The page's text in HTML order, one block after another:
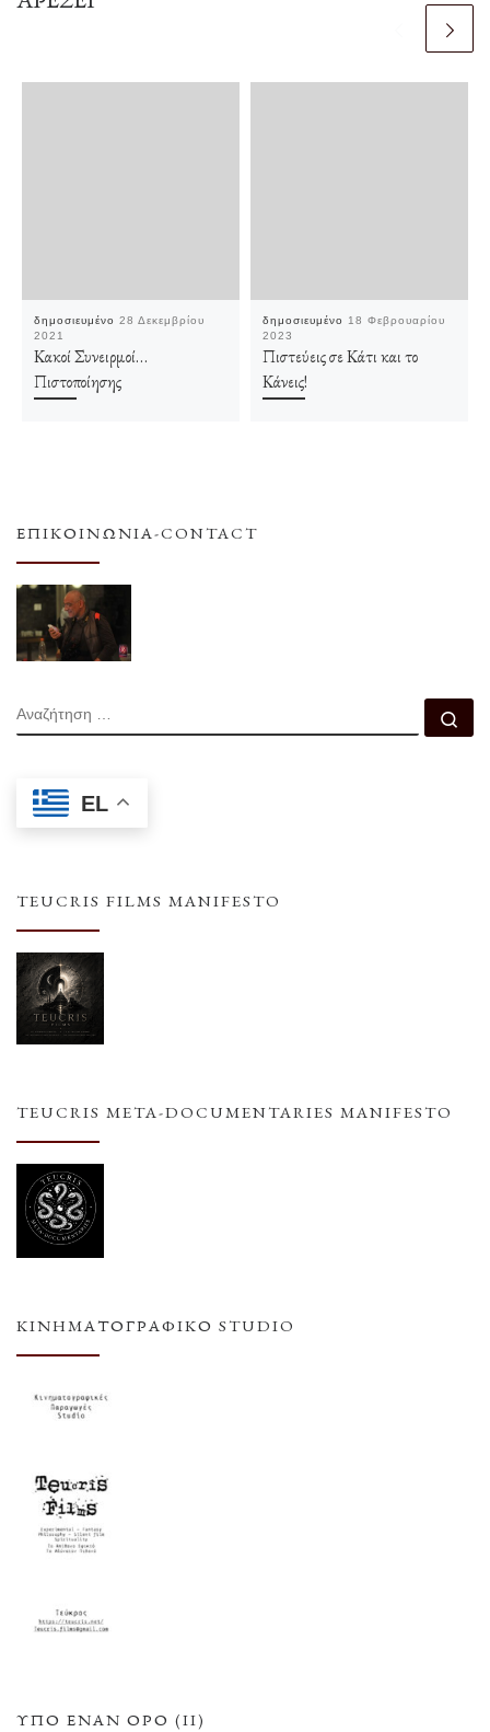
δημοσιευμένο28 Δεκεμβρίου
2021
Κακοί Συνειρμοί…
Πιστοποίησης
δημοσιευμένο 18 Φεβρουαρίου
2023
Πιστεύεις σε Κάτι και το
Κάνεις!
ΕΠΙΚΟΙΝΩΝΊΑ-CONTACT
ΑΝΑΖΉΤΗΣΗ
EL
TEUCRIS FILMS MANIFESTO
TEUCRIS META-DOCUMENTARIES MANIFESTO
ΚΙΝΗΜΑΤΟΓΡΑΦΙΚΌ STUDIO
ΥΠΌ ΈΝΑΝ ΌΡΟ (ΙΙ)